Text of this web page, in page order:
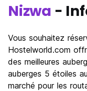
Nizwa -
Vous souhaitez
Hostelworld.com
des meilleures
auberges 5 étoiles
marché pour les